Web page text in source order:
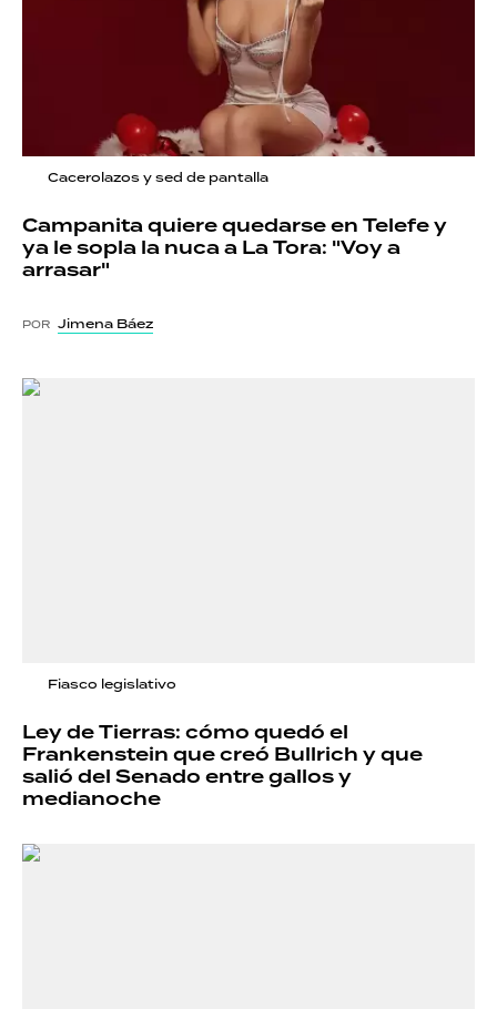
Cacerolazos y sed de pantalla
Campanita quiere quedarse en Telefe y
ya le sopla la nuca a La Tora: "Voy a
arrasar"
POR Jimena Báez
Fiasco legislativo
Ley de Tierras: cómo quedó el
Frankenstein que creó Bullrich y que
salió del Senado entre gallos y
medianoche